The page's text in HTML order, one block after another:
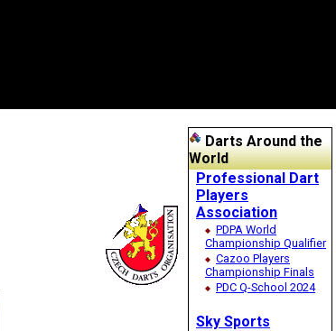
Darts Around the
World
Professional Dart
Players
Association
PDPA World
Championship Qualifier
Cazoo Players
Championship Finals
PDC Q-School 2024
Sky Sports